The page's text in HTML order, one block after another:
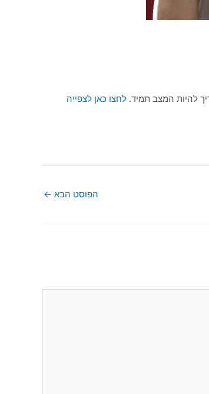
להיות המצב תמיד. לחצו כאן לצפייה
הפוסט הבא ←